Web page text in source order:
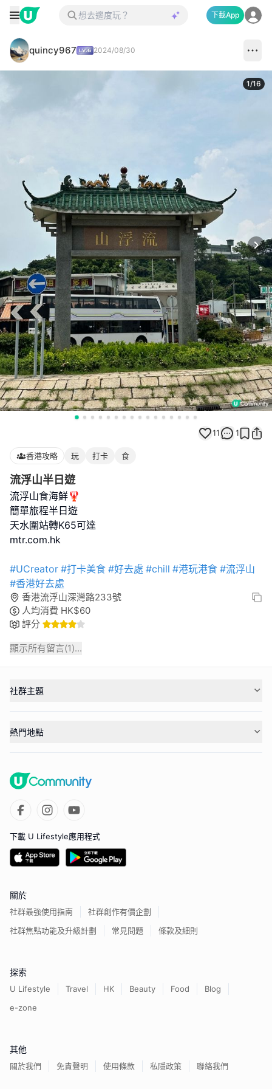
下載App
quincy967 2024/08/30
1/16
11 1
香港攻略 玩 打卡 食
流浮山半日遊
流浮山食海鮮🦞
簡單旅程半日遊
天水圍站轉K65可達
mtr.com.hk
#UCreator #打卡美食 #好去處 #chill #港玩港食 #流浮山
#香港好去處
香港流浮山深灣路233號
人均消費 HK$60
評分
顯示所有留言(1)...
社群主題
熱門地點
下載 U Lifestyle應用程式
關於
社群最強使用指南
社群創作有價企劃
社群焦點功能及升級計劃
常見問題 條款及細則
探索
U Lifestyle Travel HK Beauty Food
Blog
e-zone
其他
關於我們 免責聲明 使用條款 私隱政策 聯絡我們